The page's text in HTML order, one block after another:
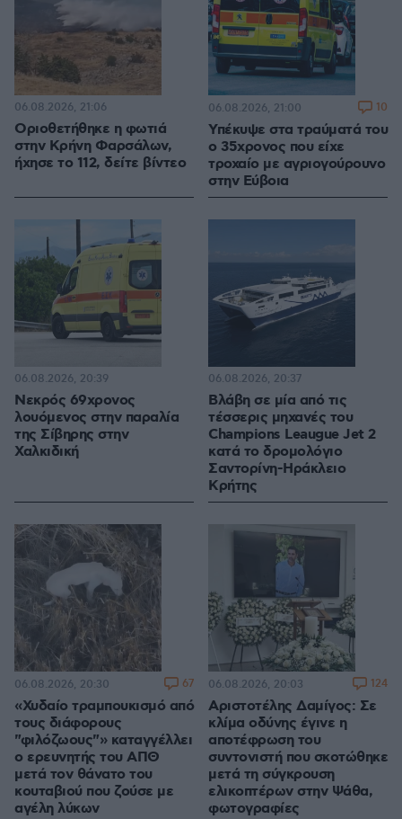
Οριοθετήθηκε η φωτιά
στην Κρήνη Φαρσάλων,
ήχησε το 112, δείτε βίντεο
06.08.2026, 21:06
Υπέκυψε στα τραύματά του
ο 35χρονος που είχε
τροχαίο με αγριογούρουνο
στην Εύβοια
06.08.2026, 21:00 10
Νεκρός 69χρονος
λουόμενος στην παραλία
της Σίβηρης στην
Χαλκιδική
06.08.2026, 20:39
Βλάβη σε μία από τις
τέσσερις μηχανές του
Champions Leaugue Jet 2
κατά το δρομολόγιο
Σαντορίνη-Ηράκλειο
Κρήτης
06.08.2026, 20:37
«Χυδαίο τραμπουκισμό από
τους διάφορους
"φιλόζωους"» καταγγέλλει
ο ερευνητής του ΑΠΘ
μετά τον θάνατο του
κουταβιού που ζούσε με
αγέλη λύκων
06.08.2026, 20:30 67
Αριστοτέλης Δαμίγος: Σε
κλίμα οδύνης έγινε η
αποτέφρωση του
συντονιστή που σκοτώθηκε
μετά τη σύγκρουση
ελικοπτέρων στην Ψάθα,
φωτογραφίες
06.08.2026, 20:03 124